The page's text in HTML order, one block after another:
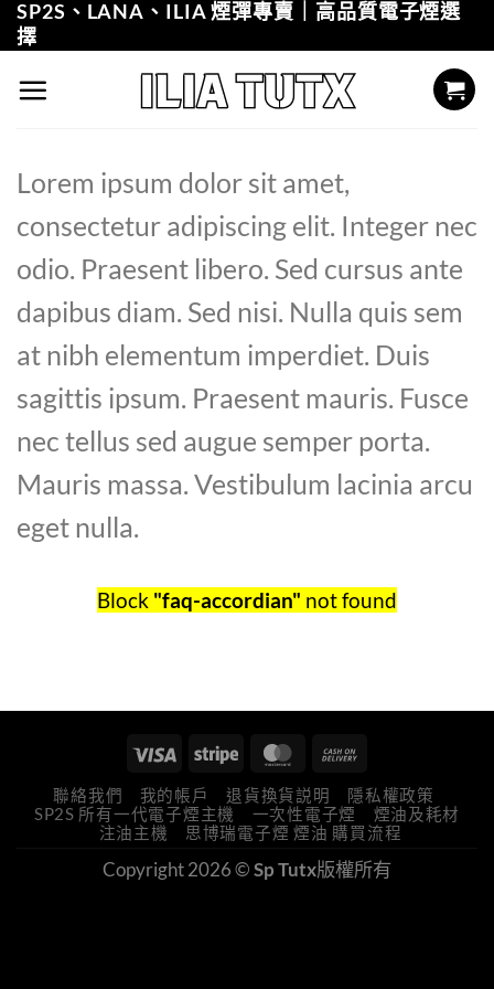
Skip
to
content
SP2S、LANA、ILIA 煙彈專賣｜高品質電子煙選
擇
Lorem ipsum dolor sit amet,
consectetur adipiscing elit. Integer nec
odio. Praesent libero. Sed cursus ante
dapibus diam. Sed nisi. Nulla quis sem
at nibh elementum imperdiet. Duis
sagittis ipsum. Praesent mauris. Fusce
nec tellus sed augue semper porta.
Mauris massa. Vestibulum lacinia arcu
eget nulla.
Block "faq-accordian" not found
聯絡我們 我的帳戶 退貨換貨説明
隱私權政策
SP2S 所有一代電子煙主機
一次性電子煙
煙油及耗材
注油主機
思博瑞電子煙 煙油 購買流程
Copyright 2026 ©Sp Tutx版權所有